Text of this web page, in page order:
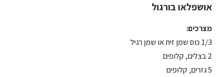
אושפלאו בורגול
מצרכים:
1/3 כוס שמן זית או שמן רגיל
2 בצלים, קלופים
5 גזרים, קלופים